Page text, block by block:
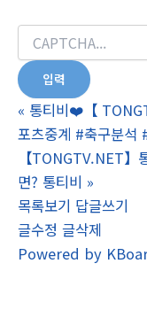
« 통티비❤️【
포츠중계 #축구분석
【TONGTV.NET】
면? 통티비 »
목록보기 답글쓰기
글수정 글삭제
Powered by